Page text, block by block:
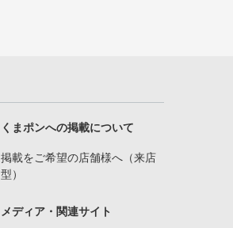
くまポンへの掲載について
掲載をご希望の店舗様へ（来店
型）
メディア・関連サイト